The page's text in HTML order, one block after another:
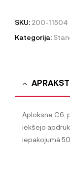
SKU: 200-11504
Kategorija:
Aploksne C6,
iekšejo
iepakojumā 50